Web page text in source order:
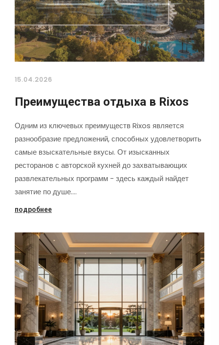
15.04.2026
Преимущества отдыха в Rixos
Одним из ключевых преимуществ Rixos является
разнообразие предложений, способных удовлетворить
самые взыскательные вкусы. От изысканных
ресторанов с авторской кухней до захватывающих
развлекательных программ - здесь каждый найдет
занятие по душе.…
подробнее